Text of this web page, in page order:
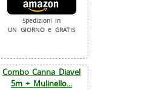
Spedizioni in
UN GIORNO e GRATIS
Combo Canna Diavel
5m + Mulinello...